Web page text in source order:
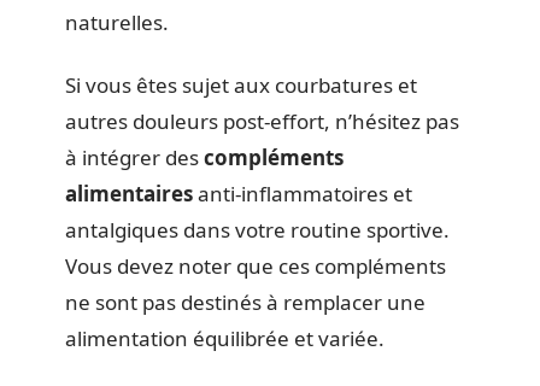
naturelles.
Si vous êtes sujet aux courbatures et
autres douleurs post-effort, n’hésitez pas
à intégrer descompléments
alimentairesanti-inflammatoires et
antalgiques dans votre routine sportive.
Vous devez noter que ces compléments
ne sont pas destinés à remplacer une
alimentation équilibrée et variée.